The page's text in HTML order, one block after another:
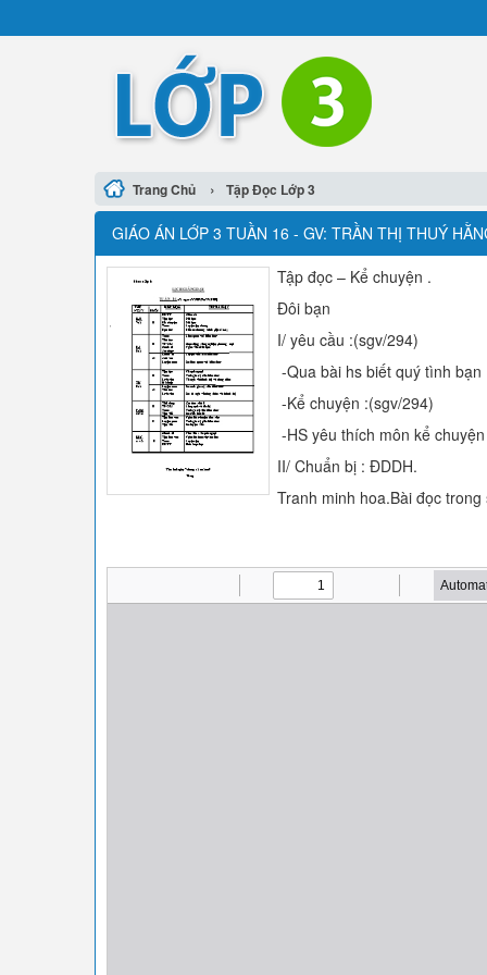
Trang Chủ › Tập Đọc Lớp 3
GIÁO ÁN LỚP 3 TUẦN 16 - GV: TRẦN THỊ THUÝ
Tập đọc – Kể chuyện .
Đôi bạn
I/ yêu cầu :(sgv/294)
-Qua bài hs biết quý tình bạn
-Kể chuyện :(sgv/294)
-HS yêu thích môn kể chuyện
II/ Chuẩn bị : ĐDDH.
Tranh minh hoa.Bài đọc